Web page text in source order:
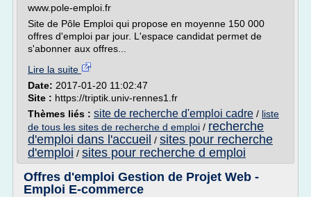
www.pole-emploi.fr
Site de Pôle Emploi qui propose en moyenne 150 000
offres d'emploi par jour. L'espace candidat permet de
s'abonner aux offres...
Lire la suite
Date: 2017-01-20 11:02:47
Site : https://triptik.univ-rennes1.fr
Thèmes liés : site de recherche d'emploi cadre / liste
de tous les sites de recherche d emploi / recherche
d'emploi dans l'accueil / sites pour recherche
d'emploi / sites pour recherche d emploi
Offres d'emploi Gestion de Projet Web -
Emploi E-commerce